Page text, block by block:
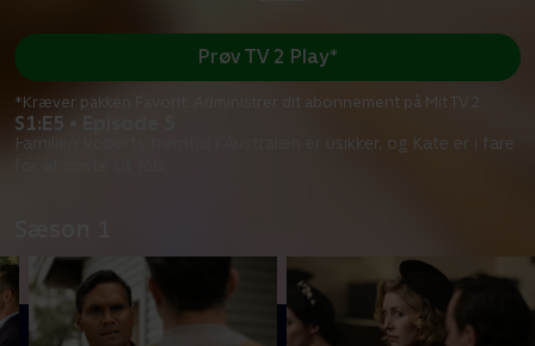
S1:E5 • Episode 5
Familien Roberts fremtid i Australien er usikker, og Kate er i fare
Prøv TV 2 Play*
*Kræver pakken Favorit. Administrer dit abonnement på Mit TV 2.